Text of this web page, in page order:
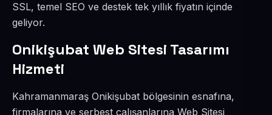
SSL, temel SEO ve destek tek yıllık fiyatın içinde
geliyor.
Onikişubat Web Sitesi Tasarımı
Hizmeti
Kahramanmaraş Onikişubat bölgesinin esnafına,
firmalarına ve serbest çalışanlarına Web Sitesi